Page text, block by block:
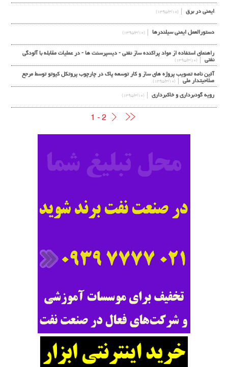
ایمنی در برق (۱۳۹۵/۳/۱۰)
دستورالعمل ايمنی سيلندرها (۱۳۹۵/۳/۱۰)
راهنماي استفاده از مواد پراکنده ساز نفتی - دیسپرسنت ها - در عملیات مقابله با آلودگی
نفتی
(۱۳۹۵/۳/۱۰)
آئین نامه تصویب پروژه های ساز و کار توسعه پاک در چارچوب پروتکل کیوتو توسط مرجع
صلاحیتدار ملی
(۱۳۹۵/۳/۱۰)
رویه گودبرداری و خاکبرداری (۱۳۹۵/۳/۱۰)
1 - 2